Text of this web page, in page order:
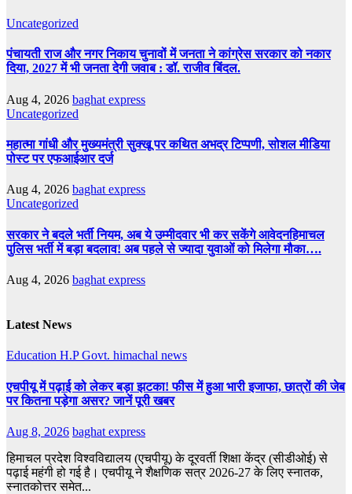
Uncategorized
पंचायती राज और नगर निकाय चुनावों में जनता ने कांग्रेस सरकार को नकार
दिया, 2027 में भी जनता देगी जवाब : डॉ. राजीव बिंदल.
Aug 4, 2026 baghat express
Uncategorized
महात्मा गांधी और मुख्यमंत्री सुक्खू पर कथित अभद्र टिप्पणी, सोशल मीडिया
पोस्ट पर एफआईआर दर्ज
Aug 4, 2026 baghat express
Uncategorized
सरकार ने बदले भर्ती नियम, अब ये उम्मीदवार भी कर सकेंगे आवेदनहिमाचल
पुलिस भर्ती में बड़ा बदलाव! अब पहले से ज्यादा युवाओं को मिलेगा मौका….
Aug 4, 2026 baghat express
Latest News
Education H.P Govt. himachal news
एचपीयू में पढ़ाई को लेकर बड़ा झटका! फीस में हुआ भारी इजाफा, छात्रों की जेब
पर कितना पड़ेगा असर? जानें पूरी खबर
Aug 8, 2026 baghat express
हिमाचल प्रदेश विश्वविद्यालय (एचपीयू) के दूरवर्ती शिक्षा केंद्र (सीडीओई) से
पढ़ाई महंगी हो गई है। एचपीयू ने शैक्षणिक सत्र 2026-27 के लिए स्नातक,
स्नातकोत्तर समेत...